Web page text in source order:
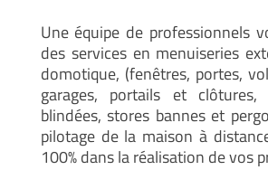
Une équipe de professionnels
des services en menuiseries
domotique, (fenêtres, portes,
garages, portails et clôtures,
blindées, stores bannes et
pilotage de la maison à
100% dans la réalisation de vos